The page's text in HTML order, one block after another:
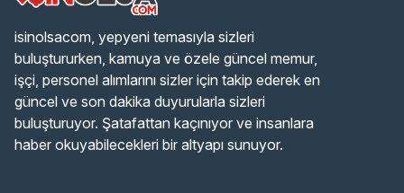
isinolsacom, yepyeni temasıyla sizleri
buluştururken, kamuya ve özele güncel memur,
işçi, personel alımlarını sizler için takip ederek en
güncel ve son dakika duyurularla sizleri
buluşturuyor. Şatafattan kaçınıyor ve insanlara
haber okuyabilecekleri bir altyapı sunuyor.